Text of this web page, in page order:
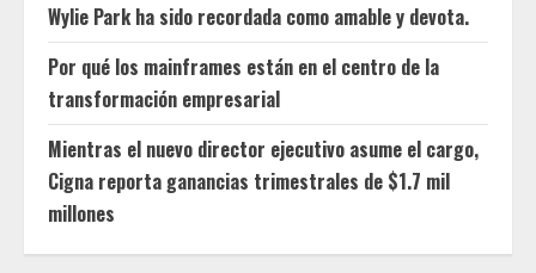
Wylie Park ha sido recordada como amable y devota.
Por qué los mainframes están en el centro de la
transformación empresarial
Mientras el nuevo director ejecutivo asume el cargo,
Cigna reporta ganancias trimestrales de $1.7 mil
millones